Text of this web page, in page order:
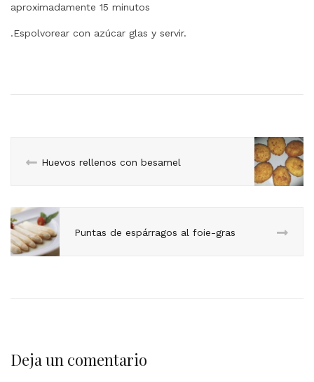
aproximadamente 15 minutos
.Espolvorear con azúcar glas y servir.
Huevos rellenos con besamel
Puntas de espárragos al foie-gras
Deja un comentario